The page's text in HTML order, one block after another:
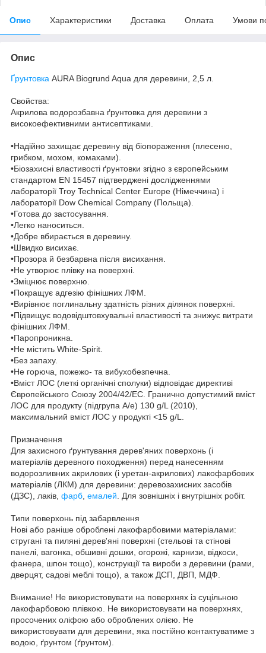
Опис Характеристики Доставка Оплата Умови
Опис
Ґрунтовка AURA Biogrund Aqua для деревини, 2,5 л.
Свойства:
Акрилова водорозбавна ґрунтовка для деревини з
високоефективними антисептиками.
•Надійно захищає деревину від біопораження (плесеню,
грибком, мохом, комахами).
•Біозахисні властивості ґрунтовки згідно з європейським
стандартом EN 15457 підтверджені дослідженнями
лабораторії Troy Technical Center Europe (Німеччина) і
лабораторії Dow Chemical Company (Польща).
•Готова до застосування.
•Легко наноситься.
•Добре вбирається в деревину.
•Швидко висихає.
•Прозора й безбарвна після висихання.
•Не утворює плівку на поверхні.
•Зміцнює поверхню.
•Покращує адгезію фінішних ЛФМ.
•Вирівнює поглинальну здатність різних ділянок поверхні.
•Підвищує водовідштовхувальні властивості та знижує витрати
фінішних ЛФМ.
•Паропроникна.
•Не містить White-Spirit.
•Без запаху.
•Не горюча, пожежо- та вибухобезпечна.
•Вміст ЛОС (леткі органічні сполуки) відповідає директиві
Європейського Союзу 2004/42/EC. Гранично допустимий вміст
ЛОС для продукту (підгрупа А/е) 130 g/L (2010),
максимальний вміст ЛОС у продукті <15 g/L.
Призначення
Для захисного ґрунтування дерев'яних поверхонь (і
матеріалів деревного походження) перед нанесенням
водорозливних акрилових (і уретан-акрилових) лакофарбових
матеріалів (ЛКМ) для деревини: деревозахисних засобів
(ДЗС), лаків, фарб емалей . Для зовнішніх і внутрішніх робіт.
Типи поверхонь під забарвлення
Нові або раніше оброблені лакофарбовими матеріалами:
стругані та пиляні дерев'яні поверхні (стельові та стінові
панелі, вагонка, обшивні дошки, огорожі, карнизи, відкоси,
фанера, шпон тощо), конструкції та вироби з деревини (рами,
дверцят, садові меблі тощо), а також ДСП, ДВП, МДФ.
Внимание! Не використовувати на поверхнях із суцільною
лакофарбовою плівкою. Не використовувати на поверхнях,
просочених оліфою або оброблених олією. Не
використовувати для деревини, яка постійно контактуватиме з
водою, ґрунтом (ґрунтом).